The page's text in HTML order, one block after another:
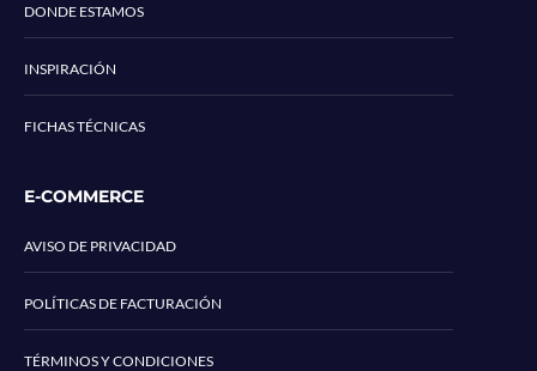
DONDE ESTAMOS
INSPIRACIÓN
FICHAS TÉCNICAS
E-COMMERCE
AVISO DE PRIVACIDAD
POLÍTICAS DE FACTURACIÓN
TÉRMINOS Y CONDICIONES